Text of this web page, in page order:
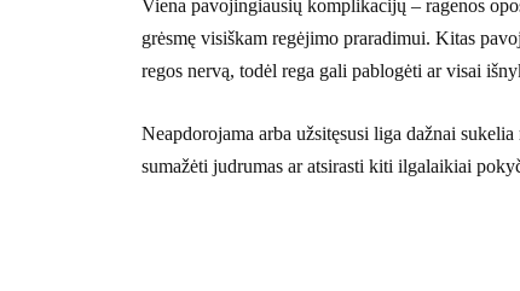
Viena pavojingiausių komplikacijų – ragenos
grėsmę visiškam regėjimo praradimui. Kitas
regos nervą, todėl rega gali pablogėti ar visai
Neapdorojama arba užsitęsusi liga dažnai
sumažėti judrumas ar atsirasti kiti ilgalaikiai